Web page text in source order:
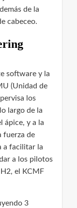
de la
cabeceo.
software y la
(Unidad de
los
largo de la
ápice, y a la
fuerza de
a facilitar la
a los pilotos
el KCMF
3